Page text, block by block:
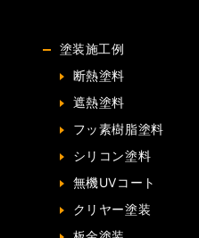
塗装施工例
断熱塗料
遮熱塗料
フッ素樹脂塗料
シリコン塗料
無機UVコート
クリヤー塗装